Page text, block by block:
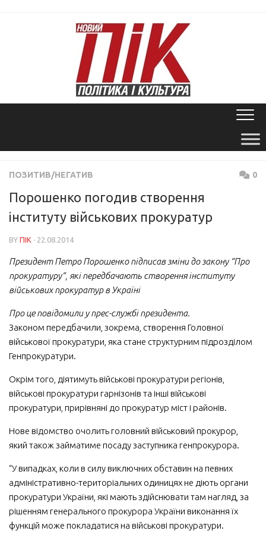
ПОЗИТИВ/НЕГАТИВ 0
Порошенко погодив створення
інституту військових прокуратур
BY ПІК · 22.08.2014
Президент Петро Порошенко підписав зміни до закону “Про
прокуратуру”, які передбачають створення інституту
військових прокуратур в Україні
Про це повідомили у прес-службі президента.
Законом передбачили, зокрема, створення Головної
військової прокуратури, яка стане структурним підрозділом
Генпрокуратури.
Окрім того, діятимуть військові прокуратури регіонів,
військові прокуратури гарнізонів та інші військові
прокуратури, прирівняні до прокуратур міст і районів.
Нове відомство очолить головний військовий прокурор,
який також займатиме посаду заступника генпрокурора.
“У випадках, коли в силу виключних обставин на певних
адміністративно-територіальних одиницях не діють органи
прокуратури України, які мають здійснювати там нагляд, за
рішенням генерального прокурора України виконання їх
функцій може покладатися на військові прокуратури.